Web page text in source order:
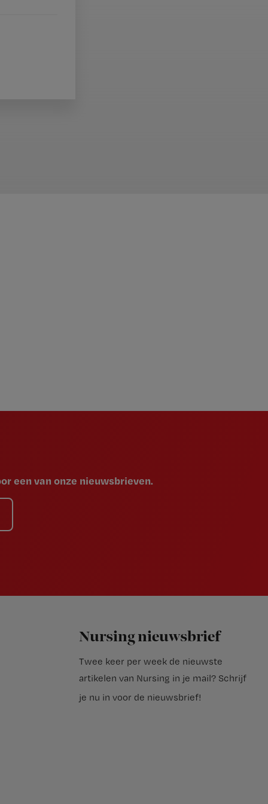
een van onze nieuwsbrieven.
Nursing nieuwsbrief
Twee keer per week de nieuwste
artikelen van Nursing in je mail? Schrijf
je nu in voor de nieuwsbrief!